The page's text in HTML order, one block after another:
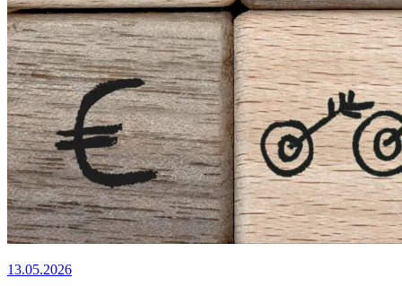
13.05.2026